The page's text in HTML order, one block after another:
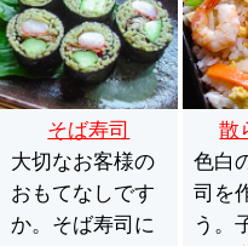
そば寿司
大切なお客様の
おもてなしです
か。そば寿司に
散
色白
司を
う。